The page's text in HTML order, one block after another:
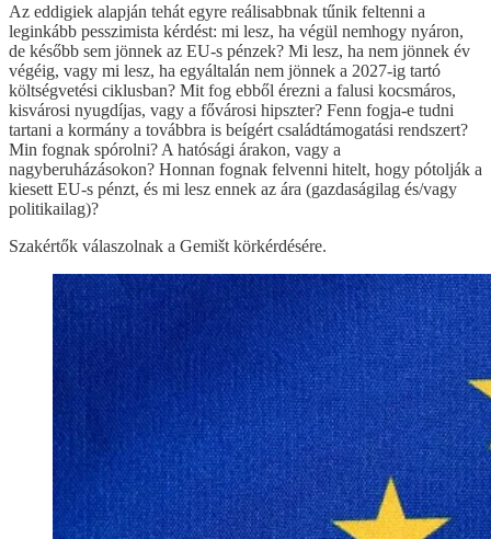
Az eddigiek alapján tehát egyre reálisabbnak tűnik feltenni a
leginkább pesszimista kérdést: mi lesz, ha végül nemhogy nyáron,
de később sem jönnek az EU-s pénzek? Mi lesz, ha nem jönnek év
végéig, vagy mi lesz, ha egyáltalán nem jönnek a 2027-ig tartó
költségvetési ciklusban? Mit fog ebből érezni a falusi kocsmáros,
kisvárosi nyugdíjas, vagy a fővárosi hipszter? Fenn fogja-e tudni
tartani a kormány a továbbra is beígért családtámogatási rendszert?
Min fognak spórolni? A hatósági árakon, vagy a
nagyberuházásokon? Honnan fognak felvenni hitelt, hogy pótolják a
kiesett EU-s pénzt, és mi lesz ennek az ára (gazdaságilag és/vagy
politikailag)?
Szakértők válaszolnak a Gemišt körkérdésére.